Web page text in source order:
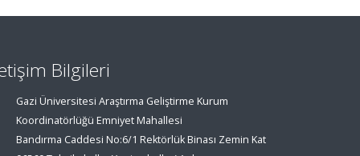
Bilgileri
Gazi Üniversitesi Araştırma Geliştirme Kurum
Koordinatörlüğü Emniyet Mahallesi
Bandırma Caddesi No:6/1 Rektörlük Binası Zemin Kat